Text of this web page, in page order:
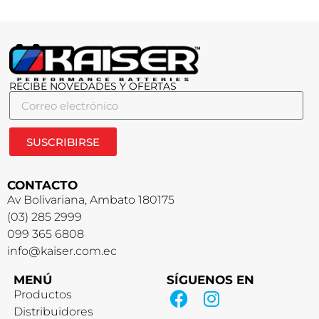
RECIBE NOVEDADES Y OFERTAS
SUSCRIBIRSE
CONTACTO
Av Bolivariana, Ambato 180175
(03) 285 2999
099 365 6808
info@kaiser.com.ec
MENÚ
Productos
Distribuidores
SÍGUENOS EN